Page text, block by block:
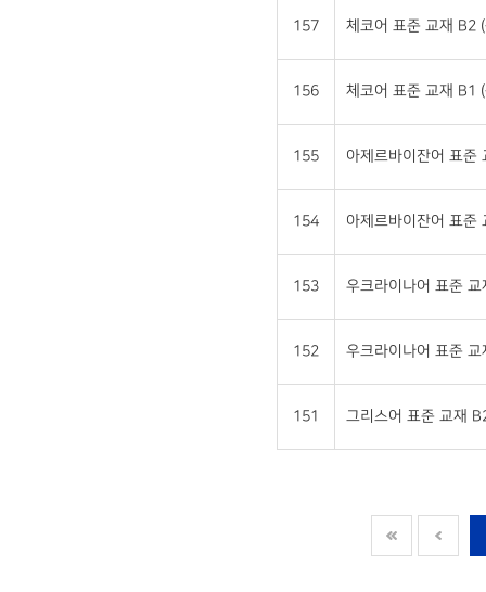
157 체코어 표준 교재 B2
156 체코어 표준 교재 B1
155 아제르바이잔어 표
154 아제르바이잔어 표
153 우크라이나어 표준
152 우크라이나어 표준
151 그리스어 표준 교재